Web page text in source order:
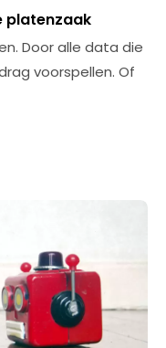
platenzaak
Door alle data die
voorspellen. Of